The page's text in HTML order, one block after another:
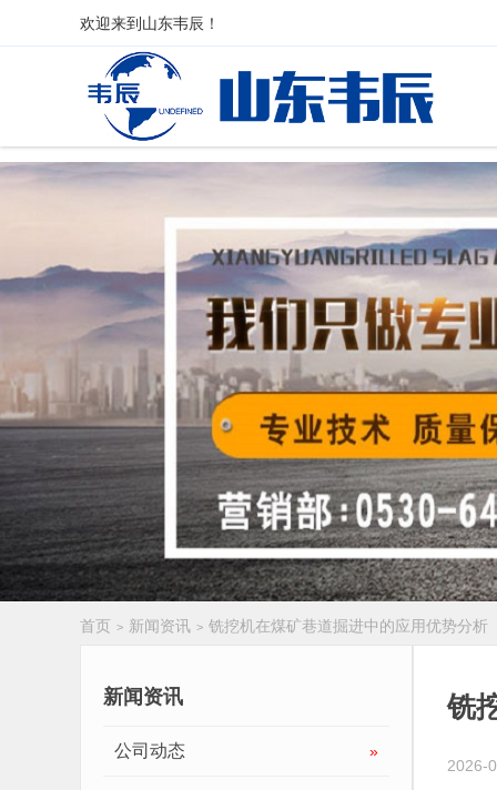
欢迎来到 山东韦辰 ！
首页 > 新闻资讯 > 铣挖机在煤矿巷道掘进中的应用优势分析
铣
2026-
新闻资讯
公司动态 »